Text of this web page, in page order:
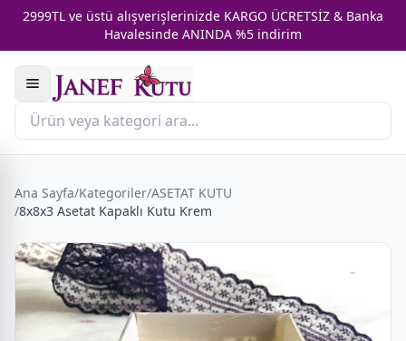
2999TL ve üstü alışverişlerinizde KARGO ÜCRETSİZ & Banka
Havalesinde ANINDA %5 indirim
Ana Sayfa/Kategoriler/ASETAT KUTU
/8x8x3 Asetat Kapaklı Kutu Krem